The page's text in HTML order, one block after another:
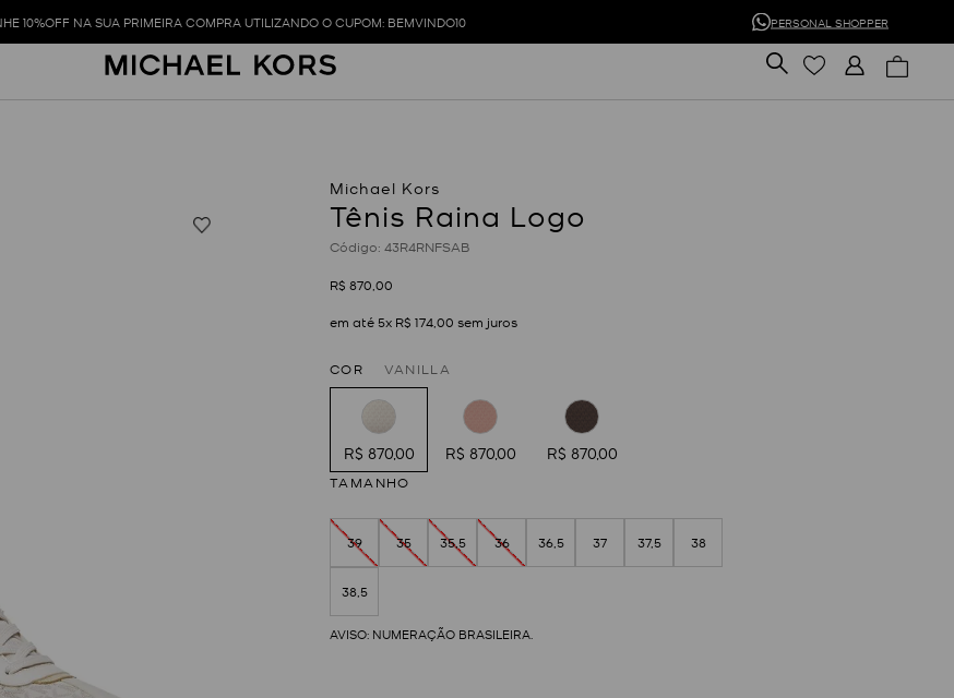
10%OFF NA SUA PRIMEIRA COMPRA UTILIZANDO O CUPOM: BEMVINDO10 PERSONAL SHOPPER
Tênis Raina Logo
: 43R4RNFSAB
R$ 870 00
em até 5x R$ 17400 sem juros
COR VANILLA
R$ 870,00 R$ 870,00 R$ 870,00
TAMANHO
39 35 35,5 36 36,5 37 37,5 38
38,5